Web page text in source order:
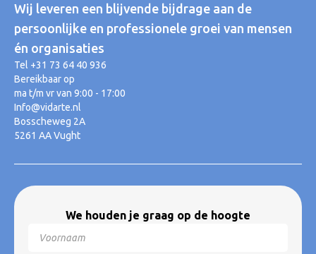
Wij leveren een blijvende bijdrage aan de
persoonlijke en professionele groei van mensen
én organisaties
Tel +31 73 64 40 936
Bereikbaar op
ma t/m vr van 9:00 - 17:00
Info@vidarte.nl
Bosscheweg 2A
5261 AA Vught
We houden je graag op de hoogte